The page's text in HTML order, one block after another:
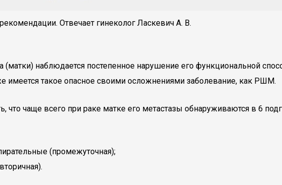
Отвечает гинеколог Ласкевич А. В.
наблюдается постепенное нарушение его функциональной
имеется такое опасное своими осложнениями заболевание, как РШМ.
что чаще всего при раке матке его метастазы обнаруживаются в 6
(промежуточная);